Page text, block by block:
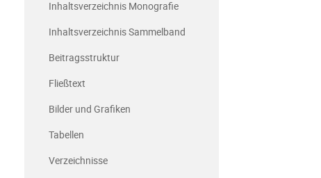
Inhaltsverzeichnis Monografie
Inhaltsverzeichnis Sammelband
Beitragsstruktur
Fließtext
Bilder und Grafiken
Tabellen
Verzeichnisse